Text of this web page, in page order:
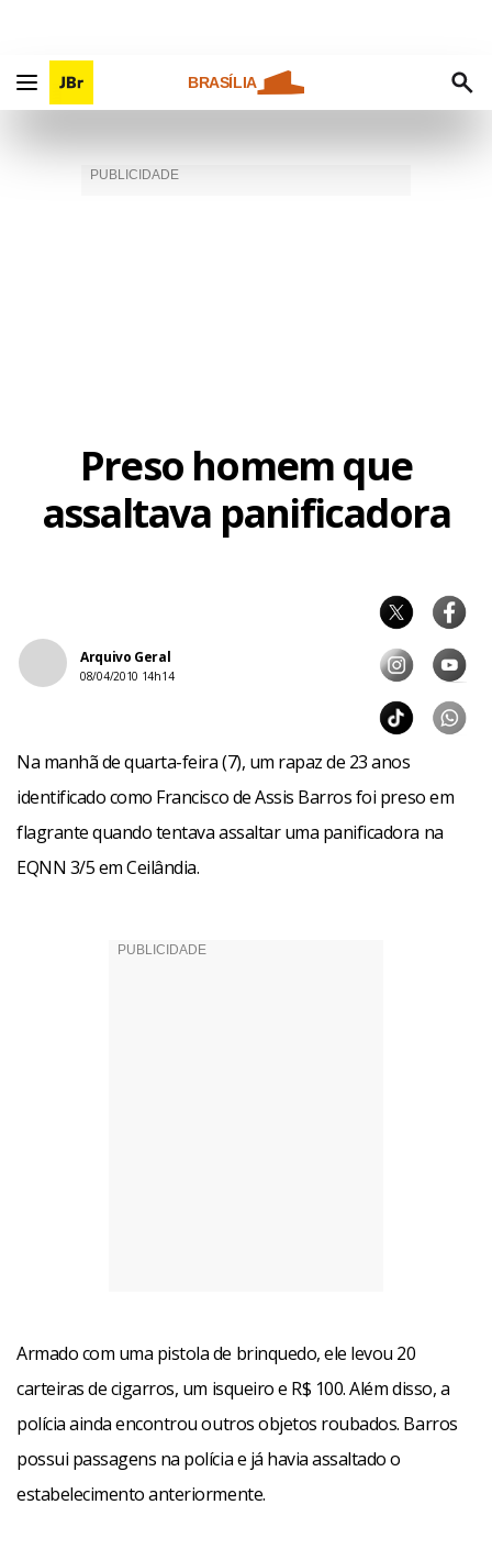
BRASÍLIA
Preso homem que
assaltava panificadora
Arquivo Geral
08/04/2010 14h14
Na manhã de quarta-feira (7), um rapaz de 23 anos
identificado como Francisco de Assis Barros foi preso em
flagrante quando tentava assaltar uma panificadora na
EQNN 3/5 em Ceilândia.
Armado com uma pistola de brinquedo, ele levou 20
carteiras de cigarros, um isqueiro e R$ 100. Além disso, a
polícia ainda encontrou outros objetos roubados. Barros
possui passagens na polícia e já havia assaltado o
estabelecimento anteriormente.